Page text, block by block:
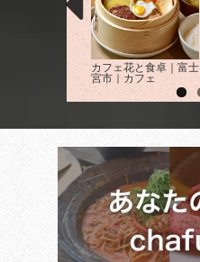
カフェ花と食卓｜富士
宮市｜カフェ